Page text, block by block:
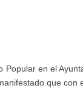
en el
que